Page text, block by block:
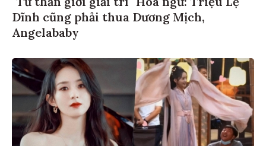
Dĩnh cũng phải thua Dương Mịch,
Angelababy